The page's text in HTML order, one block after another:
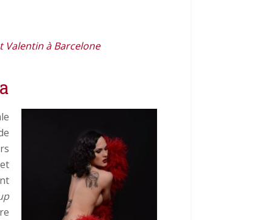
Valentin à Barcelone